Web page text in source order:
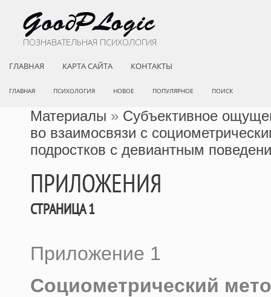
ГЛАВНАЯ КАРТА САЙТА КОНТАКТЫ
ГЛАВНАЯ ПСИХОЛОГИЯ НОВОЕ ПОПУЛЯРНОЕ ПОИСК
Материалы » Субъективное
во взаимосвязи с
подростков с девиантным
ПРИЛОЖЕНИЯ
СТРАНИЦА 1
Приложение 1
Социометрический